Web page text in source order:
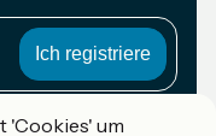
'Cookies' um